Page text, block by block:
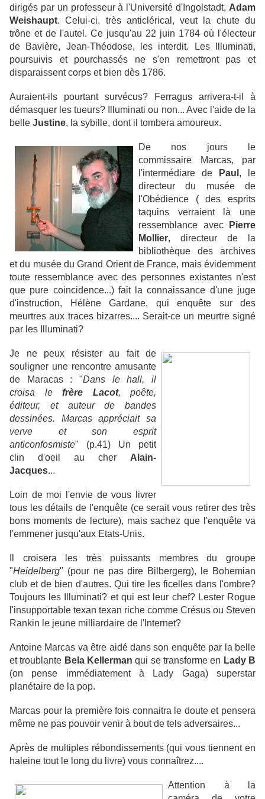
dirigés par un professeur à l'Université d'Ingolstadt, Adam
Weishaupt. Celui-ci, très anticlérical, veut la chute du
trône et de l'autel. Ce jusqu'au 22 juin 1784 où l'électeur
de Bavière, Jean-Théodose, les interdit. Les Illuminati,
poursuivis et pourchassés ne s'en remettront pas et
disparaissent corps et bien dès 1786.
Auraient-ils pourtant survécus? Ferragus arrivera-t-il à
démasquer les tueurs? Illuminati ou non... Avec l'aide de la
belle Justine, la sybille, dont il tombera amoureux.
De nos jours le
commissaire Marcas, par
l'intermédiare de
Paul , le
directeur du musée de
l'Obédience ( des esprits
taquins verraient là une
ressemblance avec
Pierre
Mollier, directeur de la
bibliothèque des archives
et du musée du Grand Orient de France, mais évidemment
toute ressemblance avec des personnes existantes n'est
que pure coincidence...) fait la connaissance d'une juge
d'instruction, Hélène Gardane, qui enquête sur des
meurtres aux traces bizarres.... Serait-ce un meurtre signé
par les Illuminati?
Je ne peux résister au fait de
souligner une rencontre amusante
de Maracas : "Dans le hall, il
croisa le frère Lacot, poête,
éditeur, et auteur de bandes
dessinées. Marcas appréciait sa
verve et son esprit
anticonfosmiste" (p.41) Un petit
clin d'oeil au cher Alain-
Jacques...
Loin de moi l'envie de vous livrer
tous les détails de l'enquête (ce serait vous retirer des très
bons moments de lecture), mais sachez que l'enquête va
l'emmener jusqu'aux Etats-Unis.
Il croisera les très puissants membres du groupe
"Heidelberg" (pour ne pas dire Bilbergerg), le Bohemian
club et de bien d'autres. Qui tire les ficelles dans l'ombre?
Toujours les Illuminati? et qui est leur chef? Lester Rogue
l'insupportable texan texan riche comme Crésus ou Steven
Rankin le jeune milliardaire de l'Internet?
Antoine Marcas va être aidé dans son enquête par la belle
et troublante Bela Kellerman qui se transforme en Lady B
(on pense immédiatement à Lady Gaga) superstar
planétaire de la pop.
Marcas pour la première fois connaitra le doute et pensera
même ne pas pouvoir venir à bout de tels adversaires...
Après de multiples rébondissements (qui vous tiennent en
haleine tout le long du livre) vous connaîtrez....
Attention à la